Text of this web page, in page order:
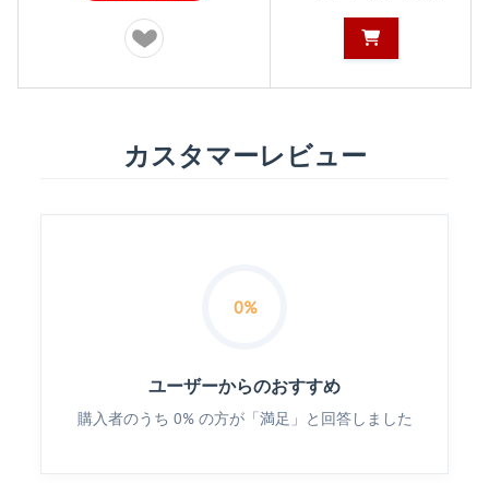
カスタマーレビュー
0%
ユーザーからのおすすめ
購入者のうち 0% の方が「満足」と回答しました